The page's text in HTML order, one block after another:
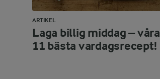
ARTIKEL
Laga billig middag – våra
11 bästa vardagsrecept!